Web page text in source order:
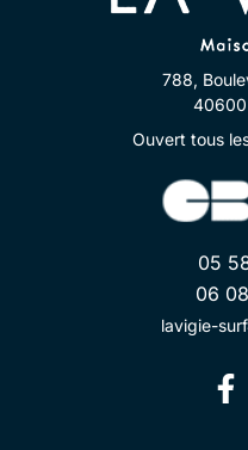
788,
40600
Ouvert tous
05
06
lavigie-